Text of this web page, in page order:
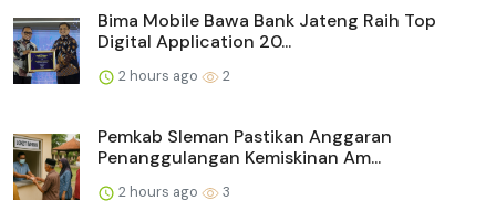
Bima Mobile Bawa Bank Jateng Raih Top
Digital Application 20...
2 hours ago 2
Pemkab Sleman Pastikan Anggaran
Penanggulangan Kemiskinan Am...
2 hours ago 3